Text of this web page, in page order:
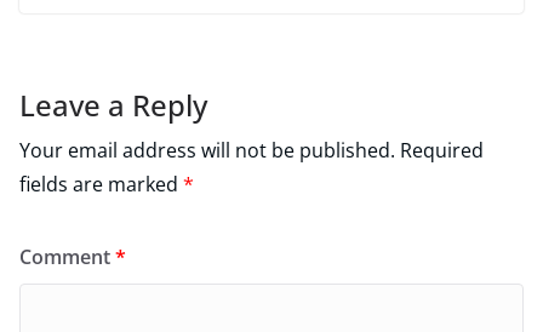
Leave a Reply
Your email address will not be published. Required
fields are marked *
Comment*